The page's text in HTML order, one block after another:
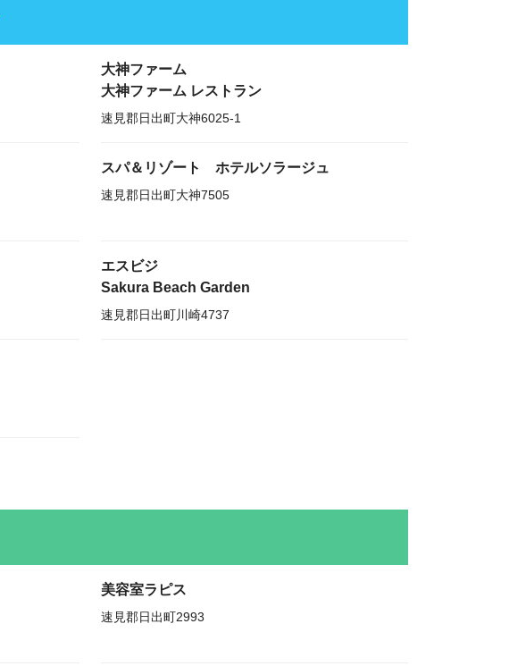
大神ファーム
大神ファーム レストラン
速見郡日出町大神6025-1
スパ＆リゾート ホテルソラージュ
速見郡日出町大神7505
エスビジ
Sakura Beach Garden
速見郡日出町川崎4737
美容室ラピス
速見郡日出町2993